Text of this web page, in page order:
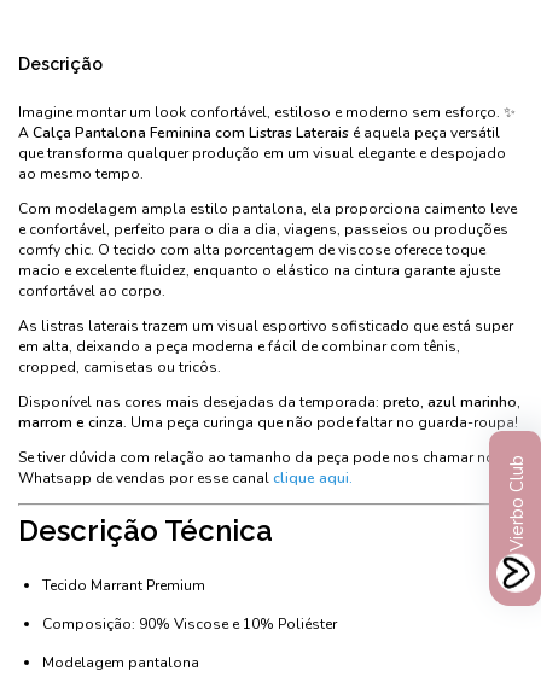
Descrição
Imagine montar um look confortável, estiloso e moderno sem esforço. ✨
ACalça Pantalona Feminina com Listras Laterais é aquela peça versátil
que transforma qualquer produção em um visual elegante e despojado
ao mesmo tempo.
Com modelagem ampla estilo pantalona, ela proporciona caimento leve
e confortável, perfeito para o dia a dia, viagens, passeios ou produções
comfy chic. O tecido com alta porcentagem de viscose oferece toque
macio e excelente fluidez, enquanto o elástico na cintura garante ajuste
confortável ao corpo.
As listras laterais trazem um visual esportivo sofisticado que está super
em alta, deixando a peça moderna e fácil de combinar com tênis,
cropped, camisetas ou tricôs.
Disponível nas cores mais desejadas da temporada: preto, azul marinho,
marrom e cinza. Uma peça curinga que não pode faltar no guarda-roupa!
Se tiver dúvida com relação ao tamanho da peça pode nos chamar no
Whatsapp de vendas por esse canalclique aqui.
Descrição Técnica
Tecido Marrant Premium
Composição: 90% Viscose e 10% Poliéster
Modelagem pantalona
Vierbo Club